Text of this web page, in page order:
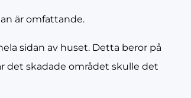
är omfattande.
sidan av huset. Detta beror på
det skadade området skulle det